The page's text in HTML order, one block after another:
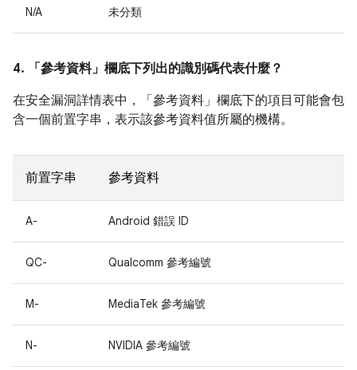
N/A 未分類
4. 「參考資料」 欄底下列出的識別碼代表什麼？
在安全漏洞詳情表中，「參考資料」 欄底下的項目可能會包
含一個前置字串，表示該參考資料值所屬的機構。
前置字串 參考資料
A- Android 錯誤 ID
QC- Qualcomm 參考編號
M- MediaTek 參考編號
N- NVIDIA 參考編號